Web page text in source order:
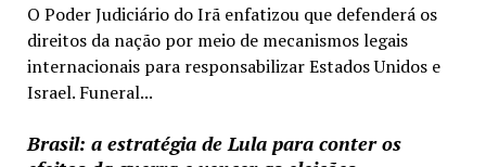
O Poder Judiciário do Irã enfatizou que defenderá os
direitos da nação por meio de mecanismos legais
internacionais para responsabilizar Estados Unidos e
Israel. Funeral...
Brasil: a estratégia de Lula para conter os